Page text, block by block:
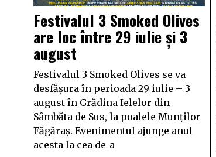
Festivalul 3 Smoked Olives
are loc între 29 iulie și 3
august
Festivalul 3 Smoked Olives se va
desfășura în perioada 29 iulie – 3
august în Grădina Ielelor din
Sâmbăta de Sus, la poalele Munților
Făgăraș. Evenimentul ajunge anul
acesta la cea de-a